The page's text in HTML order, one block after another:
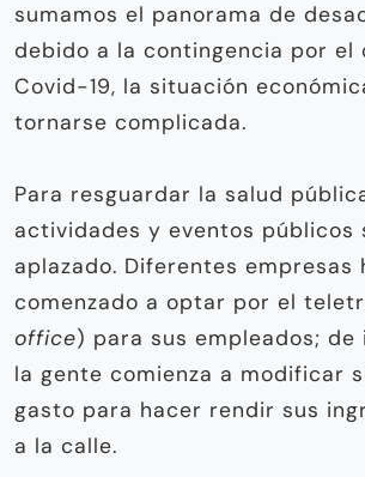
sumamos el panorama de
debido a la contingencia por el
Covid-19, la situación
tornarse complicada.
Para resguardar la salud
actividades y eventos públicos
aplazado. Diferentes empresas
comenzado a optar por el
office) para sus empleados; de
la gente comienza a modificar
gasto para hacer rendir sus
a la calle.